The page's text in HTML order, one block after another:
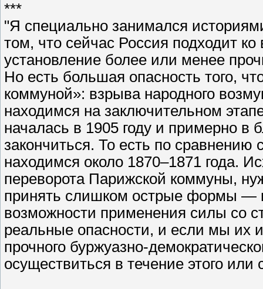
***
"Я специально занимался
том, что сейчас Россия подходит
установление более или менее
Но есть большая опасность того,
коммуной»: взрыва народного
находимся на заключительном
началась в 1905 году и примерно в
закончиться. То есть по
находимся около 1870–1871 года.
переворота Парижской коммуны,
принять слишком острые формы —
возможности применения силы со
реальные опасности, и если мы их
прочного буржуазно-
осуществиться в течение этого или